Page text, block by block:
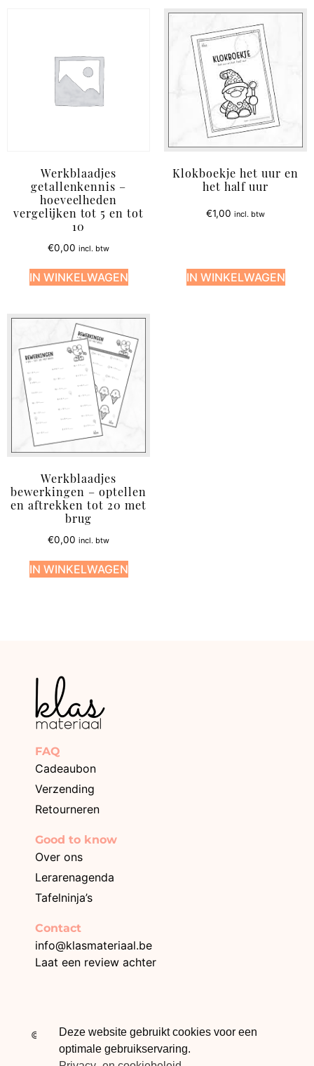
Werkblaadjes
getallenkennis –
hoeveelheden
vergelijken tot 5 en tot
10
€0,00 incl. btw
IN WINKELWAGEN
Klokboekje het uur en
het half uur
€1,00 incl. btw
IN WINKELWAGEN
Werkblaadjes
bewerkingen – optellen
en aftrekken tot 20 met
brug
€0,00 incl. btw
IN WINKELWAGEN
FAQ
Cadeaubon
Verzending
Retourneren
Good to know
Over ons
Lerarenagenda
Tafelninja’s
Contact
info@klasmateriaal.be
Laat een review achter
© 2026 Klasmateriaal – Webdesign The Online Builders
Deze website gebruikt cookies voor een
optimale gebruikservaring.